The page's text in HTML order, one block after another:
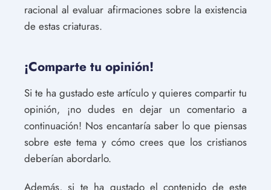
racional al evaluar afirmaciones sobre la existencia
de estas criaturas.
¡Comparte tu opinión!
Si te ha gustado este artículo y quieres compartir tu
opinión, ¡no dudes en dejar un comentario a
continuación! Nos encantaría saber lo que piensas
sobre este tema y cómo crees que los cristianos
deberían abordarlo.
Además, si te ha gustado el contenido de este